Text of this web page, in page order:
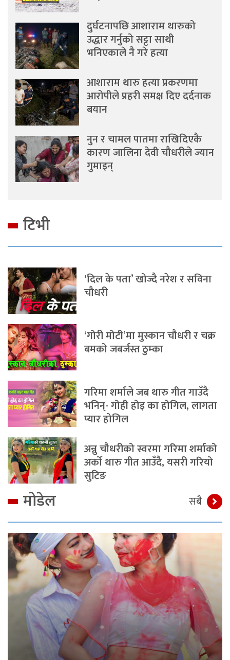
दुर्घटनापछि आशाराम थारुको
उद्धार गर्नुको सट्टा साथी
भनिएकाले नै गरे हत्या
आशाराम थारु हत्या प्रकरणमा
आरोपीले प्रहरी समक्ष दिए दर्दनाक
बयान
नुन र चामल पातमा राखिदिएकै
कारण जालिना देवी चौधरीले ज्यान
गुमाइन्
टिभी
‘दिल के पता’ खोज्दै नरेश र सविना
चौधरी
‘गोरी मोटी’मा मुस्कान चौधरी र चक्र
बमको जबर्जस्त ठुम्का
गरिमा शर्माले जब थारु गीत गाउँदै
भनिन्- गोही होइ का होगिल, लागता
प्यार होगिल
अन्नु चौधरीको स्वरमा गरिमा शर्माको
अर्को थारु गीत आउँदै, यसरी गरियो
सुटिङ
मोडेल सबै